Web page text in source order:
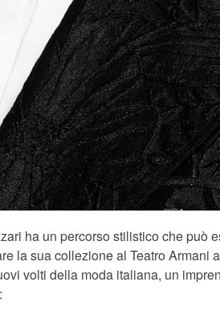
ha un percorso stilistico che
la sua collezione al Teatro
volti della moda italiana, un